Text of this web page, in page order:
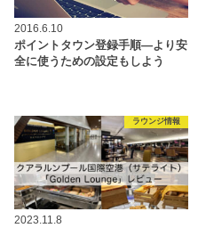
2016.6.10
ポイントタウン登録手順―より安
全に使うための設定もしよう
ラウンジ情報
2023.11.8